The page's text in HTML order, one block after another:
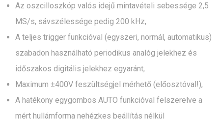
Az oszcilloszkóp valós idejű mintavételi sebessége 2,5
MS/s, sávszélessége pedig 200 kHz,
A teljes trigger funkcióval (egyszeri, normál, automatikus)
szabadon használható periodikus analóg jelekhez és
időszakos digitális jelekhez egyaránt,
Maximum ±400V feszültségjel mérhető (előosztóval!),
A hatékony egygombos AUTO funkcióval felszerelve a
mért hullámforma nehézkes beállítás nélkül